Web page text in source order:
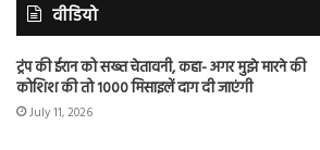
वीडियो
ट्रंप की ईरान को सख्त चेतावनी, कहा- अगर मुझे मारने की
कोशिश की तो 1000 मिसाइलें दाग दी जाएंगी
July 11, 2026